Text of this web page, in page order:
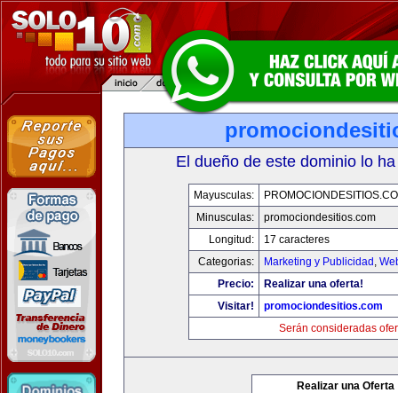
El dueño de este dominio lo
Mayusculas:
Minusculas:
promociondesitios.com
Longitud:
17 caracteres
Categorias:
Marketing y Publicidad ,
Precio:
Realizar una oferta!
Visitar!
promociondesitios.com
Serán consideradas
Realizar una Oferta